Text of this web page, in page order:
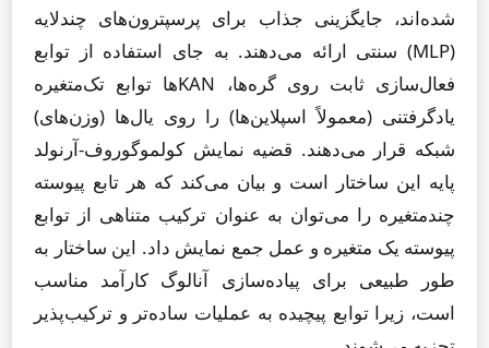
شده‌اند، جایگزینی جذاب برای پرسپترون‌های چندلایه
(MLP) سنتی ارائه می‌دهند. به جای استفاده از توابع
فعال‌سازی ثابت روی گره‌ها، KANها توابع تک‌متغیره
یادگرفتنی (معمولاً اسپلاین‌ها) را روی یال‌ها (وزن‌های)
شبکه قرار می‌دهند. قضیه نمایش کولموگوروف-آرنولد
پایه این ساختار است و بیان می‌کند که هر تابع پیوسته
چندمتغیره را می‌توان به عنوان ترکیب متناهی از توابع
پیوسته یک متغیره و عمل جمع نمایش داد. این ساختار به
طور طبیعی برای پیاده‌سازی آنالوگ کارآمد مناسب
است، زیرا توابع پیچیده به عملیات ساده‌تر و ترکیب‌پذیر